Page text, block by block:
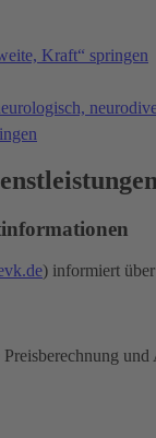
Kraft“ springen
) informiert